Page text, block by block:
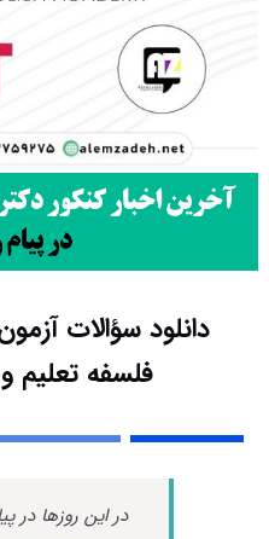
فلسفه تعلیم و
در این روزها در